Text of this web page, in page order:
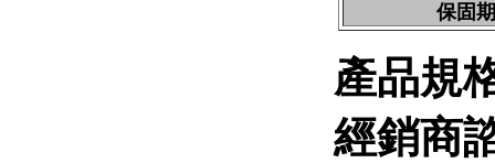
保固
產品規
經銷商